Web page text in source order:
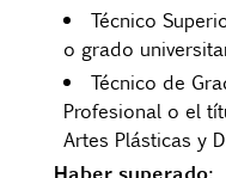
Técnico
o grado
Técnico de
Profesional o el
Artes Plásticas y
Haber superado: